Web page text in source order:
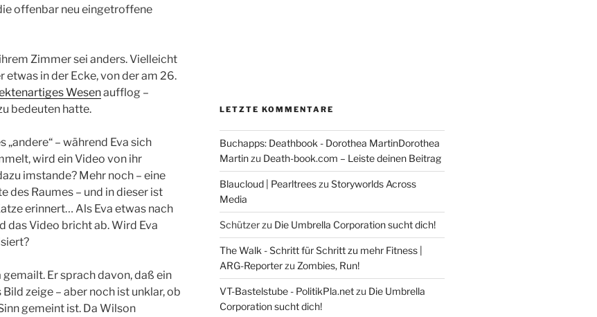
offenbar neu eingetroffene
Zimmer sei anders. Vielleicht
etwas in der Ecke, von der am 26.
Wesenaufflog –
bedeuten hatte.
– während Eva sich
wird ein Video von ihr
imstande? Mehr noch – eine
des Raumes – und in dieser ist
erinnert… Als Eva etwas nach
das Video bricht ab. Wird Eva
Er sprach davon, daß ein
zeige – aber noch ist unklar, ob
gemeint ist. Da Wilson
LETZTE KOMMENTARE
Buchapps: Deathbook - Dorothea MartinDorothea
Martinzu Death-book.com – Leiste deinen Beitrag
Blaucloud | Pearltreeszu Storyworlds Across
Media
Schützerzu Die Umbrella Corporation sucht dich!
The Walk - Schritt für Schritt zu mehr Fitness |
ARG-Reporterzu Zombies, Run!
VT-Bastelstube - PolitikPla.netzu Die Umbrella
Corporation sucht dich!